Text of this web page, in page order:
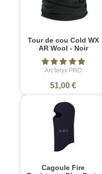
Tour de cou Cold WX
AR Wool - Noir
Arc'teryx PRO
51,00 €
Cagoule Fire